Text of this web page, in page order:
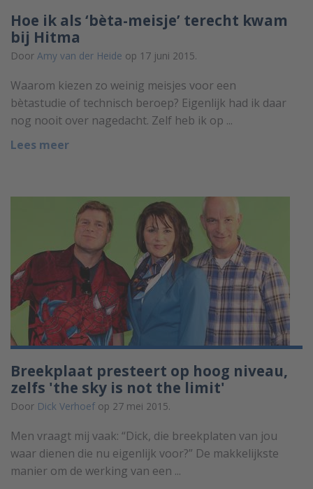
Hoe ik als ‘bèta-meisje’ terecht kwam
bij Hitma
Door Amy van der Heide op 17 juni 2015.
Waarom kiezen zo weinig meisjes voor een
bètastudie of technisch beroep? Eigenlijk had ik daar
nog nooit over nagedacht. Zelf heb ik op ...
Lees meer
Breekplaat presteert op hoog niveau,
zelfs 'the sky is not the limit'
Door Dick Verhoef op 27 mei 2015.
Men vraagt mij vaak: “Dick, die breekplaten van jou
waar dienen die nu eigenlijk voor?” De makkelijkste
manier om de werking van een ...